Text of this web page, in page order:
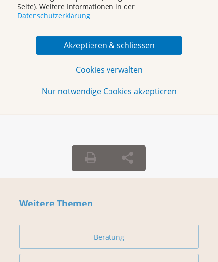
Seite). Weitere Informationen in der
Datenschutzerklärung.
Akzeptieren & schliessen
Cookies verwalten
Nur notwendige Cookies akzeptieren
0800 11 88 11
E-Mail
mailto:krebsinfo@krebsliga.ch
Montag – Freitag: 10 – 18 Uhr
Weitere Themen
Beratung